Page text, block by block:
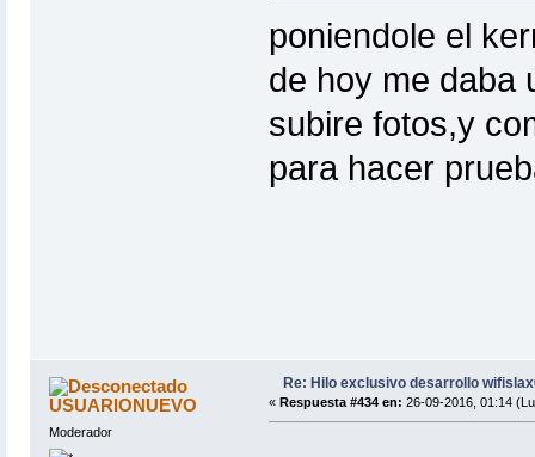
poniendole el
de hoy me daba
subire fotos,y
para hacer
USUARIONUEVO
Moderador
Re: Hilo exclusivo desarrollo
« Respuesta #434 en: 26-09-2016, 01:14